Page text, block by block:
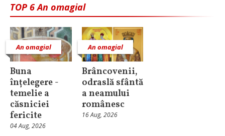
TOP 6 An omagial
An omagial
Buna
înțelegere -
temelie a
căsniciei
fericite
04 Aug, 2026
An omagial
Brâncovenii,
odraslă sfântă
a neamului
românesc
16 Aug, 2026